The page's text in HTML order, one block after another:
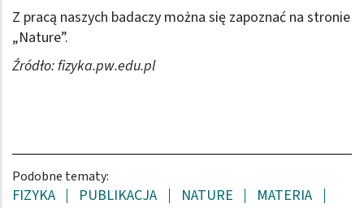
Z pracą naszych badaczy można się zapoznać na stronie
„Nature”.
Źródło:fizyka.pw.edu.pl
Podobne tematy:
FIZYKA PUBLIKACJA NATURE
MATERIA